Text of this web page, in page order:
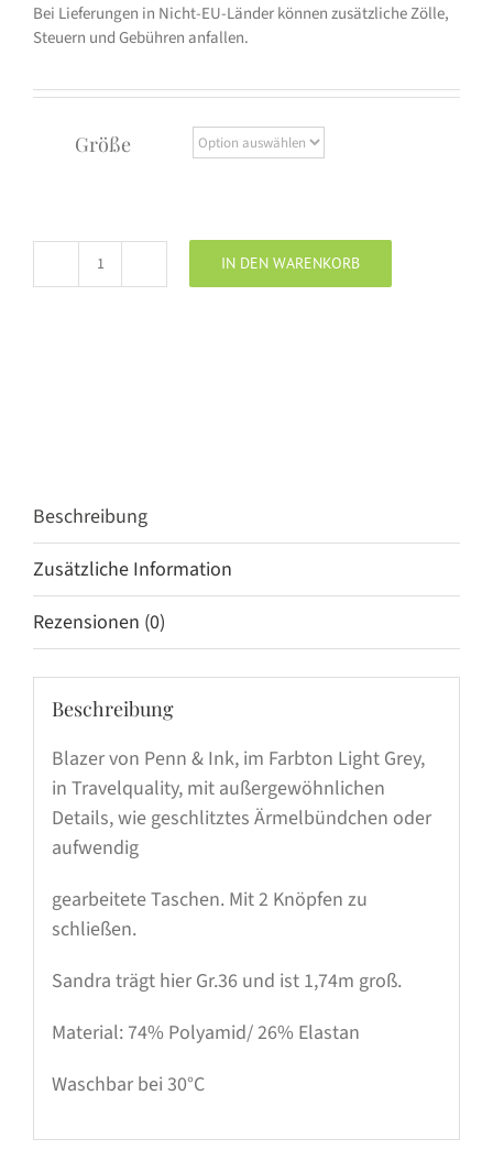
Bei Lieferungen in Nicht-EU-Länder können zusätzliche Zölle,
Steuern und Gebühren anfallen.
Größe
Penn
IN DEN WARENKORB
Beschreibung
Zusätzliche Information
Rezensionen (0)
Beschreibung
Blazer von Penn & Ink, im Farbton Light Grey,
in Travelquality, mit außergewöhnlichen
Details, wie geschlitztes Ärmelbündchen oder
aufwendig
gearbeitete Taschen. Mit 2 Knöpfen zu
schließen.
Sandra trägt hier Gr.36 und ist 1,74m groß.
Material: 74% Polyamid/ 26% Elastan
Waschbar bei 30°C